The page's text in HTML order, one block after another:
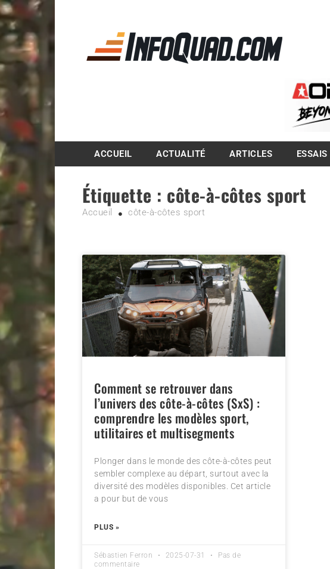
Magazine InfoQuad.com
ACCUEIL ACTUALITÉ ARTICLES ESSAIS
Étiquette : côte-à-côtes sport
Accueil côte-à-côtes sport
Comment se retrouver dans
l’univers des côte-à-côtes (SxS) :
comprendre les modèles sport,
utilitaires et multisegments
Plonger dans le monde des côte-à-côtes peut
sembler complexe au départ, surtout avec la
diversité des modèles disponibles. Cet article
a pour but de vous
PLUS »
Sébastien Ferron 2025-07-31
Pas de
commentaire